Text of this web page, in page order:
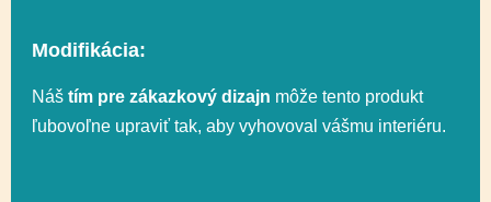
Vekový rozsah
Fitness / Šport,
Modifikácia:
Náš tím pre zákazkový dizajn môže tento produkt
ľubovoľne upraviť tak, aby vyhovoval vášmu interiéru.